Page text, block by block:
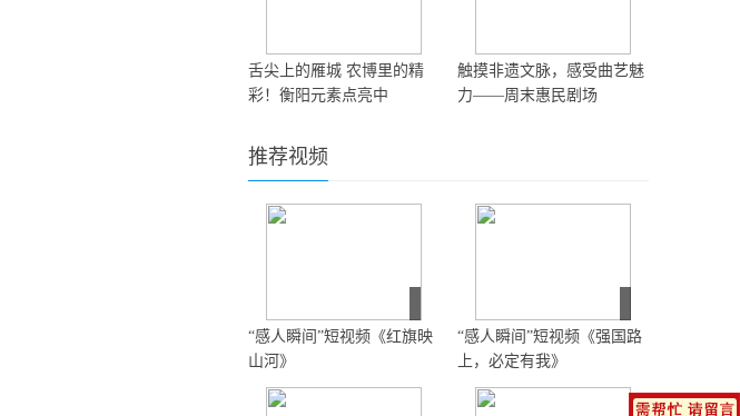
舌尖上的雁城 农博里的精
彩！衡阳元素点亮中
触摸非遗文脉，感受曲艺魅
力——周末惠民剧场
推荐视频
“感人瞬间”短视频《红旗映
山河》
“感人瞬间”短视频《强国路
上，必定有我》